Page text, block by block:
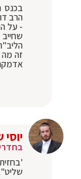
בכנס
הרב
זה מה